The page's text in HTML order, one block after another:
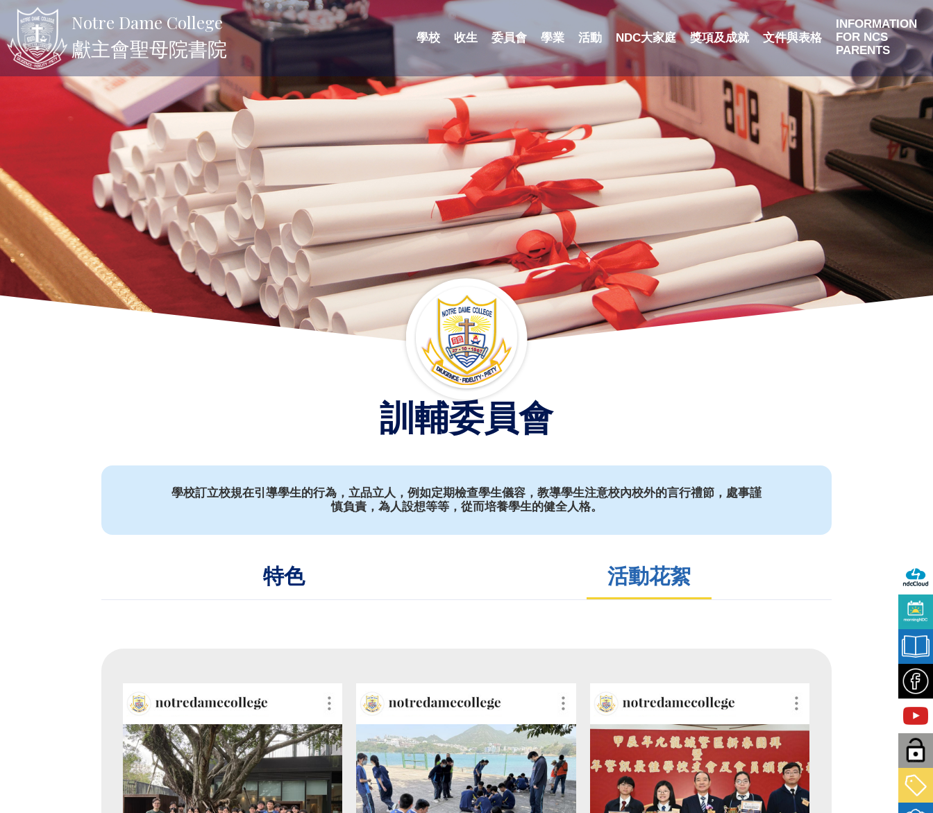
Notre Dame College
獻主會聖母院書院
學校 收生 委員會 學業 活動 NDC大家庭 獎項及成就 文件與表格
INFORMATION
FOR NCS
PARENTS
訓輔委員會
學校訂立校規在引導學生的行為，立品立人，例如定期檢查學生儀容，教導學生注意校內校外的言行禮節，處事謹
慎負責，為人設想等等，從而培養學生的健全人格。
特色 活動花絮